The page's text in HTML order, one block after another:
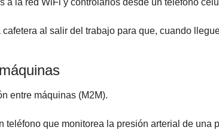
a la red WiFi y controlarlos desde un teléfono
entre máquinas (M2M).
teléfono que monitorea la presión arterial de una